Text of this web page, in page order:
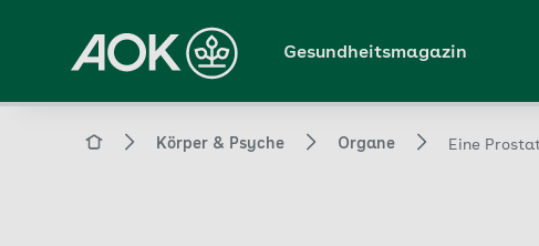
Hauptinhalt
springen
Gesundheitsmagazin
Magazin Körper & Psyche Organe Eine